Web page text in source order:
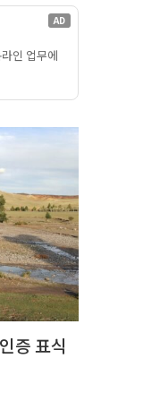
AD
인 업무에
증 표식